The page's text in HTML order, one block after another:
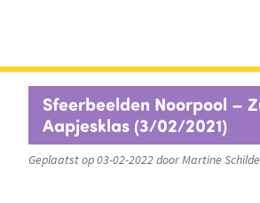
Sfeerbeelden Noorpool –
Aapjesklas (3/02/2021)
Geplaatst op 03-02-2022 door Martine